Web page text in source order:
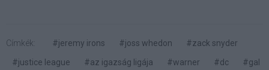
Címkék: #jeremy irons #joss whedon
#zack snyder
#justice league
#az igazság ligája #warner #dc
#gal